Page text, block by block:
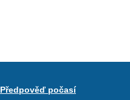
Předpověď počasí